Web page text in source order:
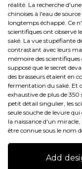
réalité. La recherche
chinoises à l'eau de
longtemps échappé. Ce
scientifiques ont observé
saké. La vue stupéfiante
contrastant avec leurs
mémoire des
supposé que le secret
des brasseurs étaient en
fermentation du saké. Et
exhaustive de plus de
petit détail singulier, les
seule souche de levure
la naissance d'un
être connue sous le nom
Add